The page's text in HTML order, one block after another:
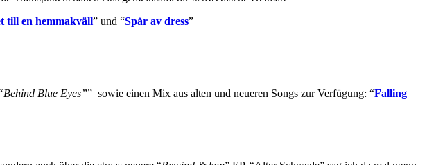
till en hemmakväll” und “Spår av dress”
Blue Eyes”” sowie einen Mix aus alten und neueren Songs zur Verfügung: “Falling